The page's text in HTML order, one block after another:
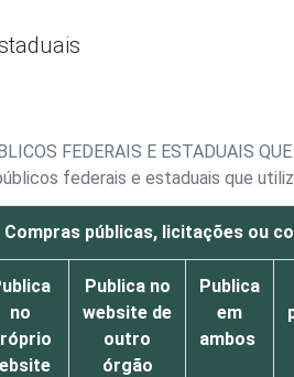
FEDERAIS E ESTADUAIS
federais e estaduais que
Compras públicas, licitações ou
no
Publica no
website de
outro
órgão
Publica
em
ambos